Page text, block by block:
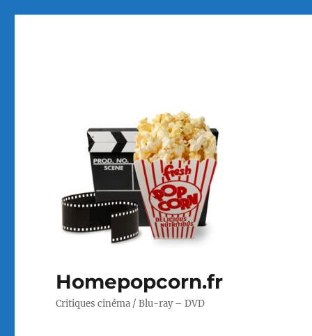
Homepopcorn.fr
Critiques cinéma / Blu-ray – DVD